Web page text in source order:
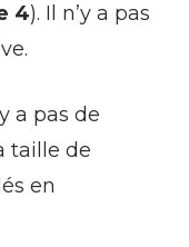
4). Il n’y a pas
a pas de
taille de
en